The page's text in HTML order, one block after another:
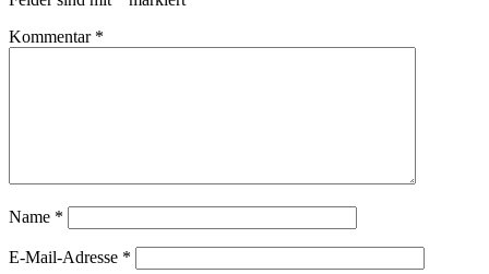
Kommentar *
Name *
E-Mail-Adresse *